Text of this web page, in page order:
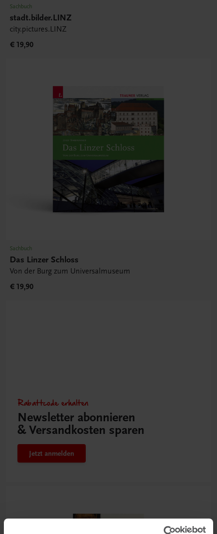
Sachbuch
stadt.bilder.LINZ
city.pictures.LINZ
€ 19,90
Sachbuch
Das Linzer Schloss
Von der Burg zum Universalmuseum
€ 19,90
Rabattcode erhalten
Newsletter abonnieren
& Versandkosten sparen
Jetzt anmelden